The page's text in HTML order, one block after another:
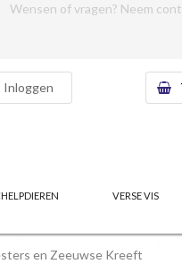
Wensen of vragen? Neem
Inloggen
VERSE VIS
en Zeeuwse Kreeft